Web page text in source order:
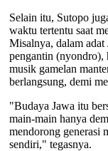
Selain itu, Sutopo
waktu tertentu saat
Misalnya, dalam adat
pengantin (nyondro),
musik gamelan
berlangsung, demi
"Budaya Jawa itu
main-main hanya
mendorong generasi
sendiri," tegasnya.